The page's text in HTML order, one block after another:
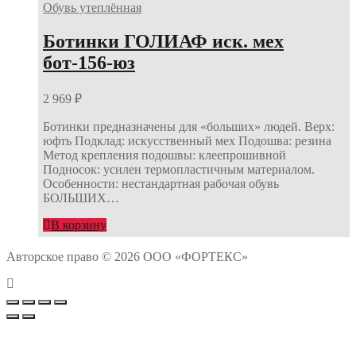
Обувь утеплённая
Ботинки ГОЛИАФ иск. мех
бот-156-юз
2 969 ₽
Ботинки предназначены для «больших» людей. Верх:
юфть Подклад: искусственный мех Подошва: резина
Метод крепления подошвы: клеепрошивной
Подносок: усилен термопластичным материалом.
Особенности: нестандартная рабочая обувь
БОЛЬШИХ…
В корзину
Авторское право © 2026 ООО «ФОРТЕКС»